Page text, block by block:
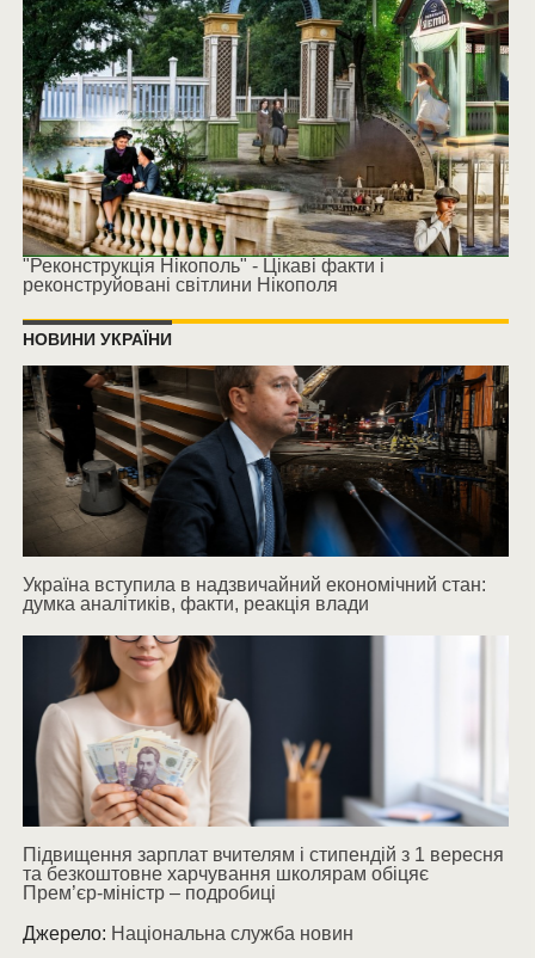
"Реконструкція Нікополь" - Цікаві факти і
реконструйовані світлини Нікополя
НОВИНИ УКРАЇНИ
Україна вступила в надзвичайний економічний стан:
думка аналітиків, факти, реакція влади
Підвищення зарплат вчителям і стипендій з 1 вересня
та безкоштовне харчування школярам обіцяє
Прем’єр-міністр – подробиці
Джерело: Національна служба новин